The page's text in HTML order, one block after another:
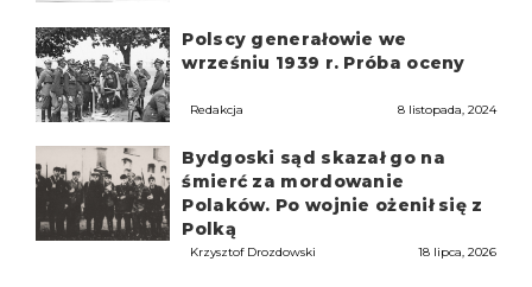
Polscy generałowie we
wrześniu 1939 r. Próba oceny
Redakcja 8 listopada, 2024
Bydgoski sąd skazał go na
śmierć za mordowanie
Polaków. Po wojnie ożenił się z
Polką
Krzysztof Drozdowski 18 lipca, 2026